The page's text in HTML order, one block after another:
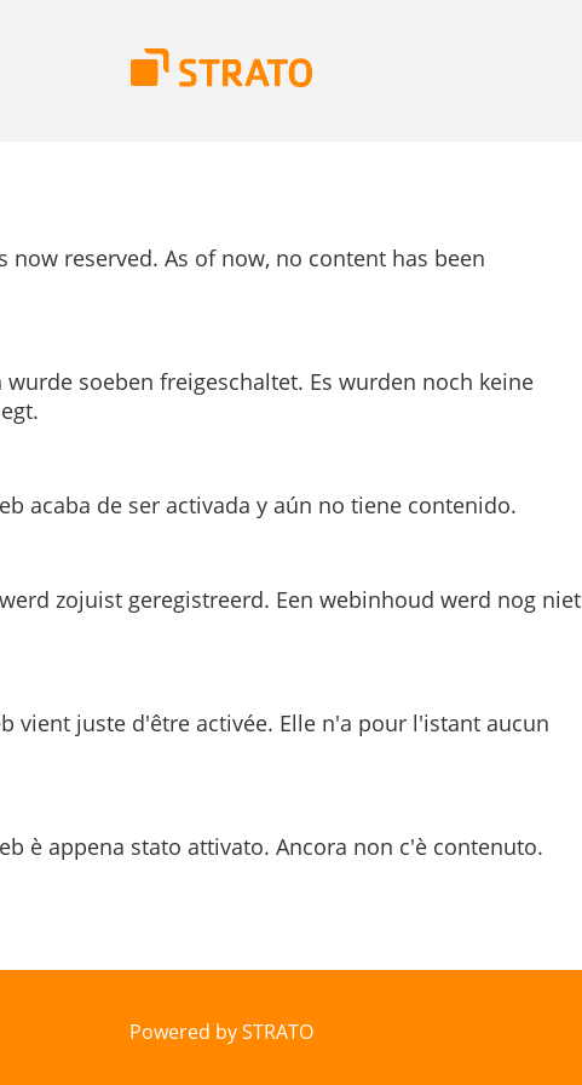
now reserved. As of now, no content has been
wurde soeben freigeschaltet. Es wurden noch keine
acaba de ser activada y aún no tiene contenido.
zojuist geregistreerd. Een webinhoud werd nog niet
vient juste d'être activée. Elle n'a pour l'istant aucun
è appena stato attivato. Ancora non c'è contenuto.
Powered by STRATO